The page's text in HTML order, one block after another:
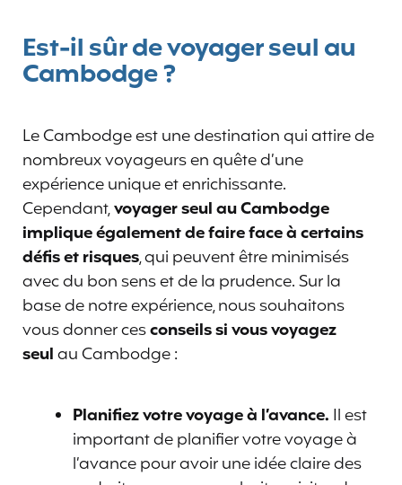
Est-il sûr de voyager seul au
Cambodge ?
Le Cambodge est une destination qui attire de
nombreux voyageurs en quête d’une
expérience unique et enrichissante.
Cependant,voyager seul au Cambodge
implique également de faire face à certains
défis et risques, qui peuvent être minimisés
avec du bon sens et de la prudence. Sur la
base de notre expérience, nous souhaitons
vous donner cesconseils si vous voyagez
seulau Cambodge :
Planifiez votre voyage à l’avance. Il est
important de planifier votre voyage à
l’avance pour avoir une idée claire des